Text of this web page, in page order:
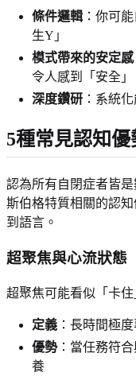
條件邏輯 ：你可
生Y」
模式帶來的安定感
令人感到「安全」
深度鑽研 ：系統
5種常見認知優
認為所有自閉症者皆
斯伯格特質相關的認
到語言。
超聚焦與心流狀態
超聚焦可能看似「卡住
定義 ：長時間極
優勢：當任務符
養